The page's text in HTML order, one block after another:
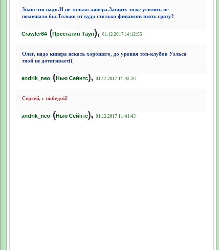
Знаю что надо.И не только кипера.Защиту тоже усилить не
помешало бы.Только от куда столько финансов взять сразу?
Crawler64(Престатин Таун), 01.12.2017 14:12:55
Олег, надо кипера искать хорошего, до уровня топ-клубов Уэльса
твой не дотягивает((
andrik_neo(Нью Сейнтс), 01.12.2017 11:43:20
Сергей, с победой!
andrik_neo(Нью Сейнтс), 01.12.2017 11:41:43